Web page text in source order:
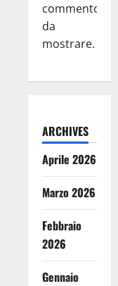
commento
da
mostrare.
ARCHIVES
Aprile 2026
Marzo 2026
Febbraio
2026
Gennaio